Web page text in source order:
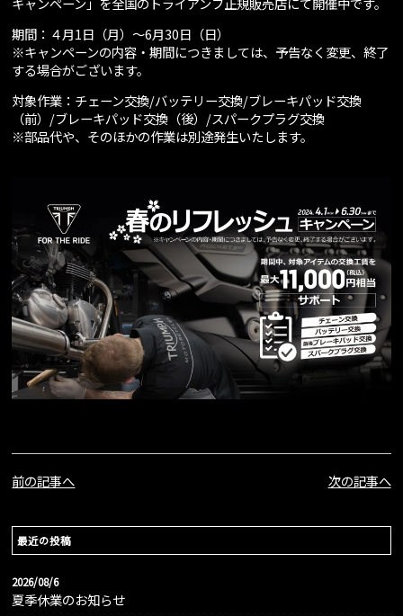
期間：４月1日（月）～6月30日（日）
※キャンペーンの内容・期間につきましては、予告なく変更、終了
する場合がございます。
対象作業：チェーン交換/バッテリー交換/ブレーキパッド交換
（前）/ブレーキパッド交換（後）/スパークプラグ交換
※部品代や、そのほかの作業は別途発生いたします。
前の記事へ 次の記事へ
最近の投稿
2026/08/6
夏季休業のお知らせ